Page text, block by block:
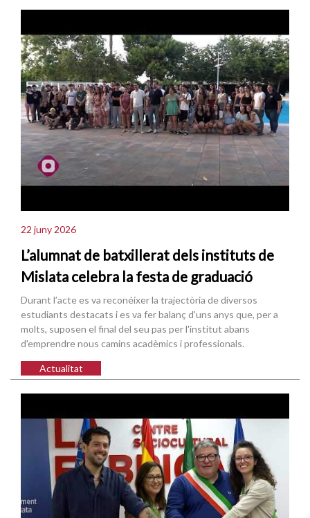
22 juny 2026
L’alumnat de batxillerat dels instituts de
Mislata celebra la festa de graduació
Durant l’acte es va reconéixer la trajectòria de diversos
estudiants destacats i es va fer balanç d'uns anys que, per a
molts, suposen el final del seu pas per l'institut abans
d'emprendre nous camins acadèmics i professionals.
Actualitat